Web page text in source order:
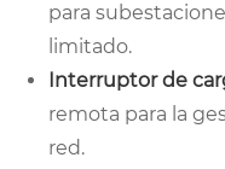
para
limitado.
Interruptor de
remota para la
red.